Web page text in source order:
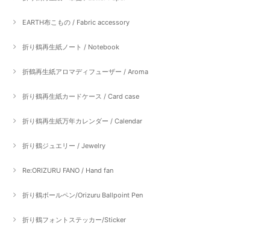
EARTH布こもの / Fabric accessory
折り鶴再生紙ノート / Notebook
折鶴再生紙アロマディフューザー / Aroma
折り鶴再生紙カードケース / Card case
折り鶴再生紙万年カレンダー / Calendar
折り鶴ジュエリー / Jewelry
Re:ORIZURU FANO / Hand fan
折り鶴ボールペン/Orizuru Ballpoint Pen
折り鶴フォントステッカー/Sticker